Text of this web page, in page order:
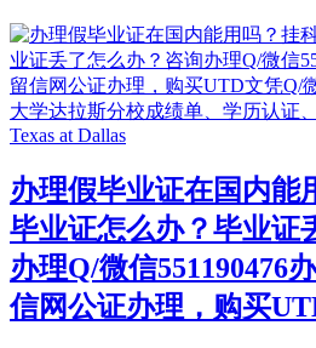
办理假毕业证在国内能
毕业证怎么办？毕业证
办理Q/微信551190476
信网公证办理，购买